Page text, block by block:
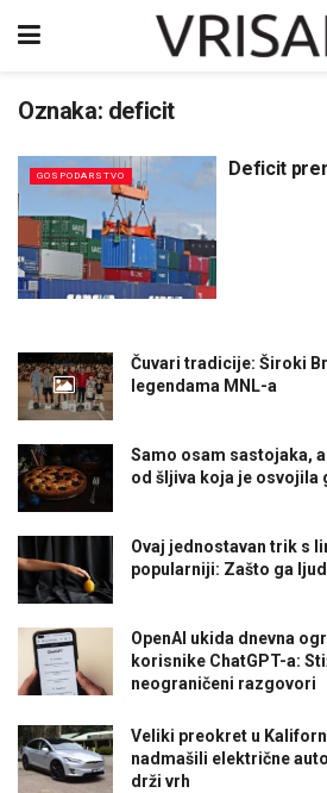
Oznaka: deficit
GOSPODARSTVO Deficit
Čuvari tradicije: Široki
legendama MNL-a
Samo osam sastojaka,
od šljiva koja je osvojila
Ovaj jednostavan trik s
popularniji: Zašto ga
OpenAI ukida dnevna
korisnike ChatGPT-a:
neograničeni razgovori
Veliki preokret u
nadmašili električne
drži vrh